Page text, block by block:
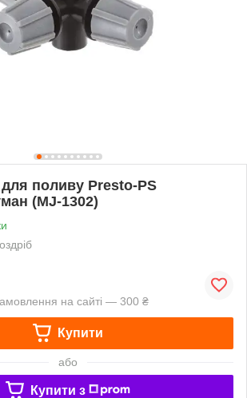
поливу Presto-PS
(MJ-1302)
на сайті — 300 ₴
Купити
або
Купити з